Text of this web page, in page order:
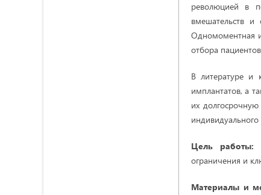
революцией в
вмешательств
Одномоментная
отбора
В литературе и
имплантатов, а
их
Цель работы:
ограничения и
Материалы и